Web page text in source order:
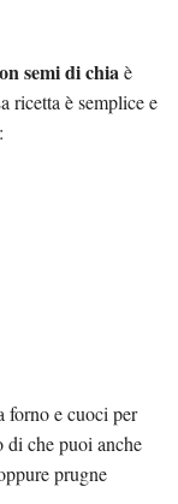
semi di chiaè
ricetta è semplice e
forno e cuoci per
di che puoi anche
prugne